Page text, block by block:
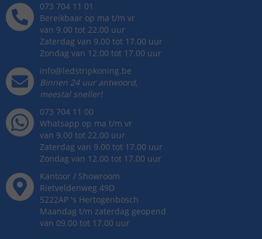
073 704 11 01
Bereikbaar op ma t/m vr
van 9.00 tot 22.00 uur
Zaterdag van 9.00 tot 17.00 uur
Zondag van 12.00 tot 17.00 uur
info@ledstripkoning.be
Binnen 24 uur antwoord,
meestal sneller!
073 704 11 00
Whatsapp op ma t/m vr
van 9.00 tot 22.00 uur
Zaterdag van 9.00 tot 17.00 uur
Zondag van 12.00 tot 17.00 uur
Kantoor / Showroom
Rietveldenweg 49D
5222AP 's Hertogenbosch
Maandag t/m zaterdag geopend
van 09.00 tot 17.00 uur